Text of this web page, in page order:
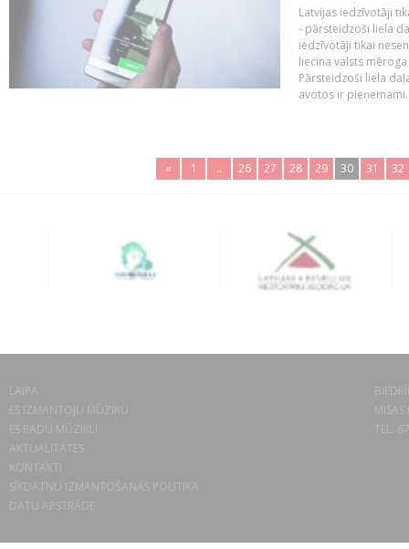
Latvijas iedzīvotāji
- pārsteidzoši liela
iedzīvotāji tikai
liecina valsts
Pārsteidzoši liela
avotos ir
« 1 .. 26 27 28 29 30 31 32
LAIPA
ES IZMANTOJU MŪZIKU
ES RADU MŪZIKU
AKTUALITĀTES
KONTAKTI
SĪKDATŅU IZMANTOŠANAS POLITIKA
DATU APSTRĀDE
TEL.